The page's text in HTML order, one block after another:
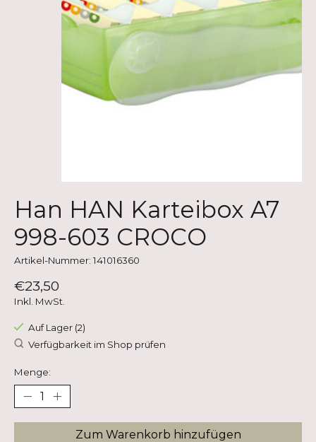
Han HAN Karteibox A7
998-603 CROCO
Artikel-Nummer: 141016360
€23,50
Inkl. MwSt.
Auf Lager (2)
Verfügbarkeit im Shop prüfen
Menge:
Zum Warenkorb hinzufügen